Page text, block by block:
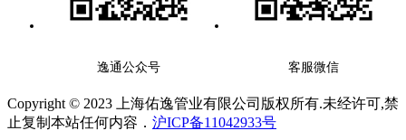
逸通公众号 客服微信
Copyright © 2023 上海佑逸管业有限公司版权所有.未经许可,禁
止复制本站任何内容． 沪ICP备11042933号